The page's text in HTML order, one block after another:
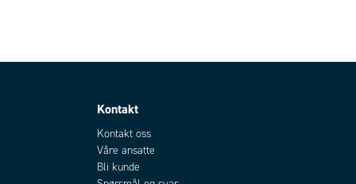
Kontakt
Kontakt oss
Våre ansatte
Bli kunde